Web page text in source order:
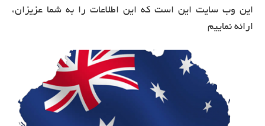
این وب سایت این است که این اطلاعات را به شما عزیزان،
ارائه نماییم